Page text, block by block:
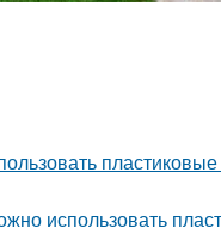
использовать